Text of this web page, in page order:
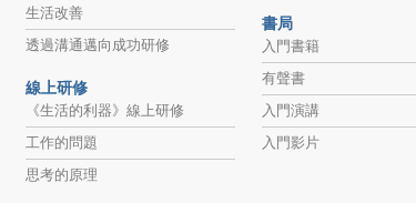
生活改善
透過溝通邁向成功研修
線上研修
《生活的利器》線上研修
工作的問題
思考的原理
書局
入門書籍
有聲書
入門演講
入門影片